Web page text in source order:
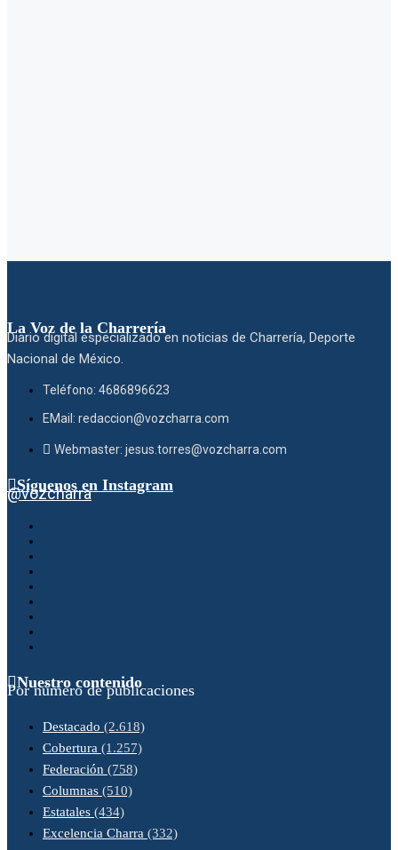
La Voz de la Charrería
Diario digital especializado en noticias de Charrería, Deporte
Nacional de México.
Teléfono: 4686896623
EMail: redaccion@vozcharra.com
Webmaster: jesus.torres@vozcharra.com
Síguenos en Instagram
@vozcharra
Nuestro contenido
Por número de publicaciones
Destacado (2.618)
Cobertura (1.257)
Federación (758)
Columnas (510)
Estatales (434)
Excelencia Charra (332)